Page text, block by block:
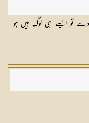
تو ایسے ہی لوگ ہیں جو